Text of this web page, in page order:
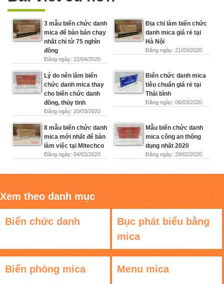
3 mẫu biển chức danh
mica để bàn bán chạy
nhất chỉ từ 75 nghìn
đồng
Đăng ngày: 22/04/2020
Địa chỉ làm biển chức
danh mica giá rẻ tại
Hà Nội
Đăng ngày: 21/03/2020
Lý do nên làm biển
chức danh mica thay
cho biển chức danh
đồng, thủy tinh
Đăng ngày: 20/03/2020
Biển chức danh mica
tiêu chuẩn giá rẻ tại
Thái bình
Đăng ngày: 06/03/2020
8 mẫu biển chức danh
mica mới nhất để bàn
làm việc tại Mitechco
Đăng ngày: 04/03/2020
Mẫu biển chức danh
mica công an thông
dụng nhất 2020
Đăng ngày: 28/02/2020
Xem theo danh mục
Biển chức danh
Bục phát biểu bằng
mica
Biển phòng mica Menu mica